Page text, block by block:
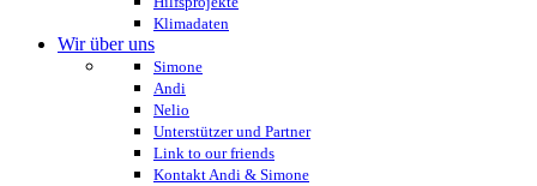
Klimadaten
Wir über uns
Simone
Andi
Nelio
Unterstützer und Partner
Link to our friends
Kontakt Andi & Simone